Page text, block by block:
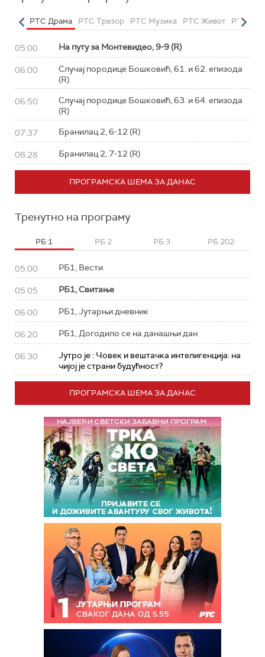
РТС Драма РТС Трезор РТС Музика РТС Живот РТС
05:00 На путу за Монтевидео, 9-9 (R)
06:00
Случај породице Бошковић, 61. и 62. епизода
(R)
06:50
Случај породице Бошковић, 63. и 64. епизода
(R)
07:37 Бранилац 2, 6-12 (R)
08:28 Бранилац 2, 7-12 (R)
ПРОГРАМСКА ШЕМА ЗА ДАНАС
Тренутно на програму
РБ 1 РБ 2 РБ 3 РБ 202
05:00 РБ1, Вести
05:05 РБ1, Свитање
06:00 РБ1, Јутарњи дневник
06:20 РБ1, Догодило се на данашњи дан
06:30
Јутро је : Човек и вештачка интелигенција: на
чијој је страни будућност?
ПРОГРАМСКА ШЕМА ЗА ДАНАС